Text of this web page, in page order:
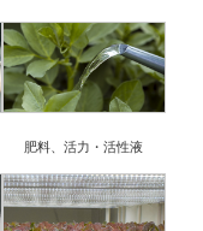
肥料、活力・活性液